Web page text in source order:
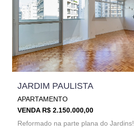
JARDIM PAULISTA
APARTAMENTO
VENDA R$ 2.150.000,00
Reformado na parte plana do Jardins!